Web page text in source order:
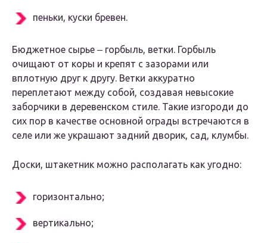
пеньки, куски бревен.
Бюджетное сырье ‒ горбыль, ветки. Горбыль
очищают от коры и крепят с зазорами или
вплотную друг к другу. Ветки аккуратно
переплетают между собой, создавая невысокие
заборчики в деревенском стиле. Такие изгороди до
сих пор в качестве основной ограды встречаются в
селе или же украшают задний дворик, сад, клумбы.
Доски, штакетник можно располагать как угодно:
горизонтально;
вертикально;